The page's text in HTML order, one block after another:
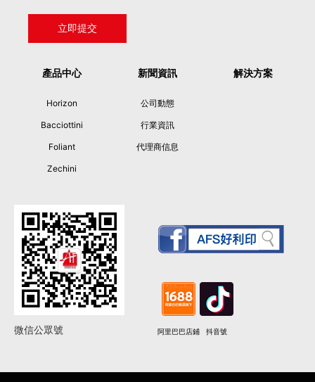
產品中心
Horizon
Bacciottini
Foliant
Zechini
新聞資訊
公司動態
行業資訊
代理商信息
解決方案
微信公眾號 阿里巴巴店鋪 抖音號